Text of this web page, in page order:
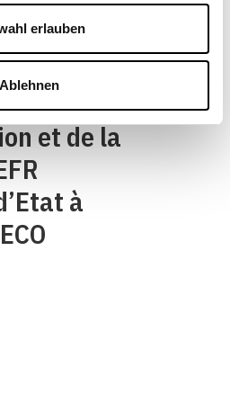
erlauben
Ablehnen
svizra
fédéral de
et de la
à